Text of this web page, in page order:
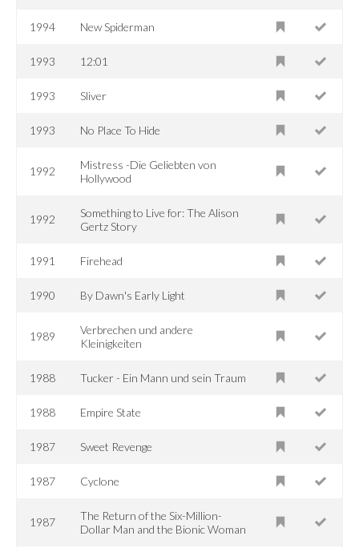
1994 New Spiderman
1993 12:01
1993 Sliver
1993 No Place To Hide
1992
Mistress -Die Geliebten von
Hollywood
1992
Something to Live for: The Alison
Gertz Story
1991 Firehead
1990 By Dawn's Early Light
1989
Verbrechen und andere
Kleinigkeiten
1988 Tucker - Ein Mann und sein Traum
1988 Empire State
1987 Sweet Revenge
1987 Cyclone
1987
The Return of the Six-Million-
Dollar Man and the Bionic Woman